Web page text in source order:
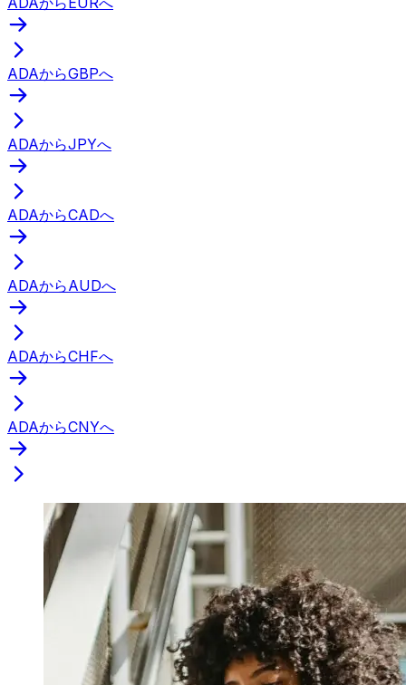
ADAからGBPへ
ADAからJPYへ
ADAからCADへ
ADAからAUDへ
ADAからCHFへ
ADAからCNYへ